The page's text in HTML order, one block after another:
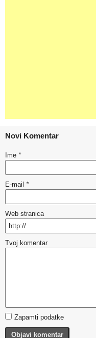
Novi Komentar
Ime *
E-mail *
Web stranica
Tvoj komentar
Zapamti podatke
Objavi komentar